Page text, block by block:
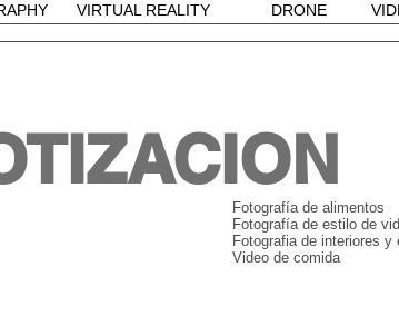
VIRTUAL REALITY DRONE
Fotografía de alimentos
Fotografía de estilo de
Fotografia de interiores y
Video de comida